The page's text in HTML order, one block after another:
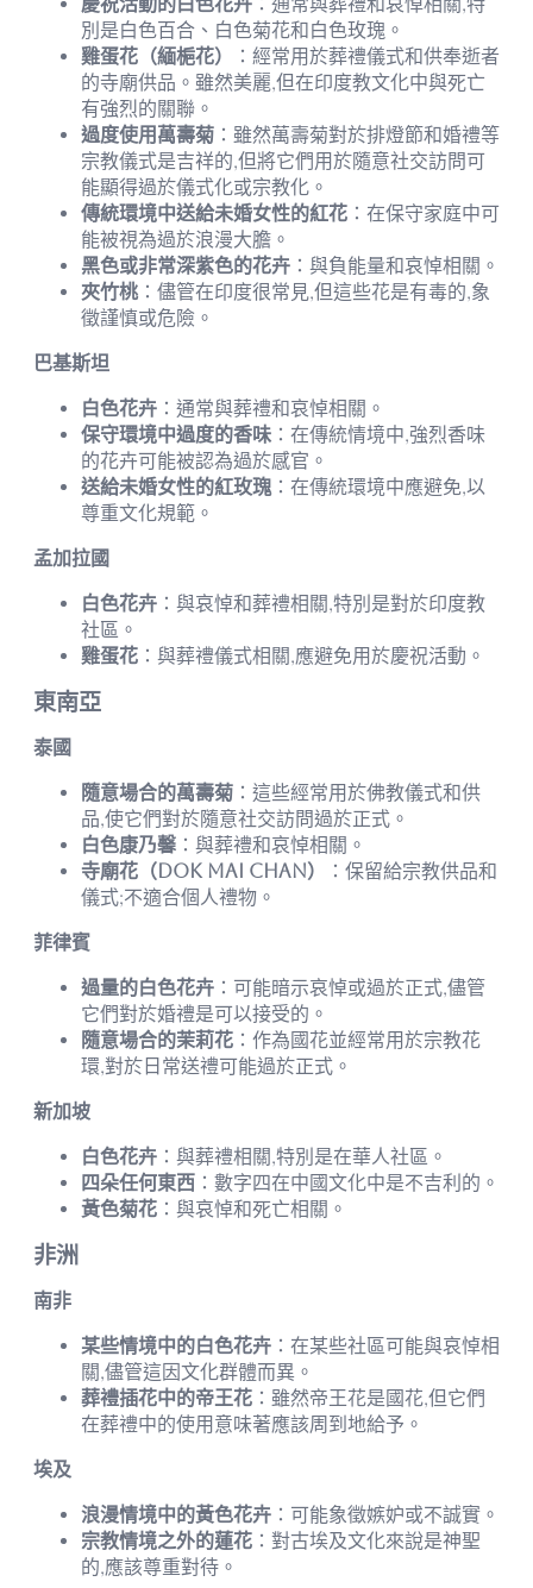
別是白色百合、白色菊花和白色玫瑰。
雞蛋花（緬梔花）
：經常用於葬禮儀式和供奉逝者
的寺廟供品。雖然美麗,但在印度教文化中與死亡
有強烈的關聯。
過度使用萬壽菊 ：雖然萬壽菊對於排燈節和婚禮等
宗教儀式是吉祥的,但將它們用於隨意社交訪問可
能顯得過於儀式化或宗教化。
傳統環境中送給未婚女性的紅花 ：在保守家庭中可
能被視為過於浪漫大膽。
黑色或非常深紫色的花卉 ：與負能量和哀悼相關。
夾竹桃 ：儘管在印度很常見,但這些花是有毒的,象
徵謹慎或危險。
巴基斯坦
白色花卉 ：通常與葬禮和哀悼相關。
保守環境中過度的香味 ：在傳統情境中,強烈香味
的花卉可能被認為過於感官。
送給未婚女性的紅玫瑰 ：在傳統環境中應避免,以
尊重文化規範。
孟加拉國
白色花卉 ：與哀悼和葬禮相關,特別是對於印度教
社區。
雞蛋花 ：與葬禮儀式相關,應避免用於慶祝活動。
東南亞
泰國
隨意場合的萬壽菊 ：這些經常用於佛教儀式和供
品,使它們對於隨意社交訪問過於正式。
白色康乃馨 ：與葬禮和哀悼相關。
寺廟花（Dok Mai Chan）
：保留給宗教供品和
儀式;不適合個人禮物。
菲律賓
過量的白色花卉 ：可能暗示哀悼或過於正式,儘管
它們對於婚禮是可以接受的。
隨意場合的茉莉花 ：作為國花並經常用於宗教花
環,對於日常送禮可能過於正式。
新加坡
白色花卉 ：與葬禮相關,特別是在華人社區。
四朵任何東西 ：數字四在中國文化中是不吉利的。
黃色菊花 ：與哀悼和死亡相關。
非洲
南非
某些情境中的白色花卉 ：在某些社區可能與哀悼相
關,儘管這因文化群體而異。
葬禮插花中的帝王花 ：雖然帝王花是國花,但它們
在葬禮中的使用意味著應該周到地給予。
埃及
浪漫情境中的黃色花卉 ：可能象徵嫉妒或不誠實。
宗教情境之外的蓮花 ：對古埃及文化來說是神聖
的,應該尊重對待。